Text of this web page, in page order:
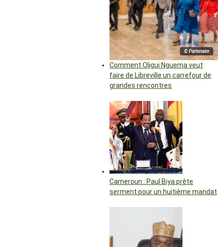
© Partenaire
Comment Oligui Nguema veut
faire de Libreville un carrefour de
grandes rencontres
Cameroun : Paul Biya prête
serment pour un huitième mandat